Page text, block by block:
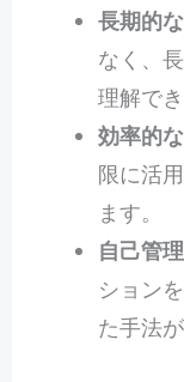
長期的
なく、
理解でき
効率的
限に活
ます。
自己管
ション
た手法